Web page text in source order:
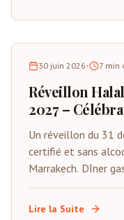
30 juin 2026• 7 min
Réveillon
2027 –
Alcool
Un réveillon du 31
certifié et sans
Marrakech. Dîner
mocktails
compte à rebours
Lire la Suite